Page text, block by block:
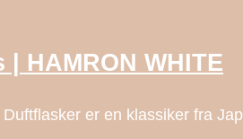
HAMRON WHITE
er en klassiker fra